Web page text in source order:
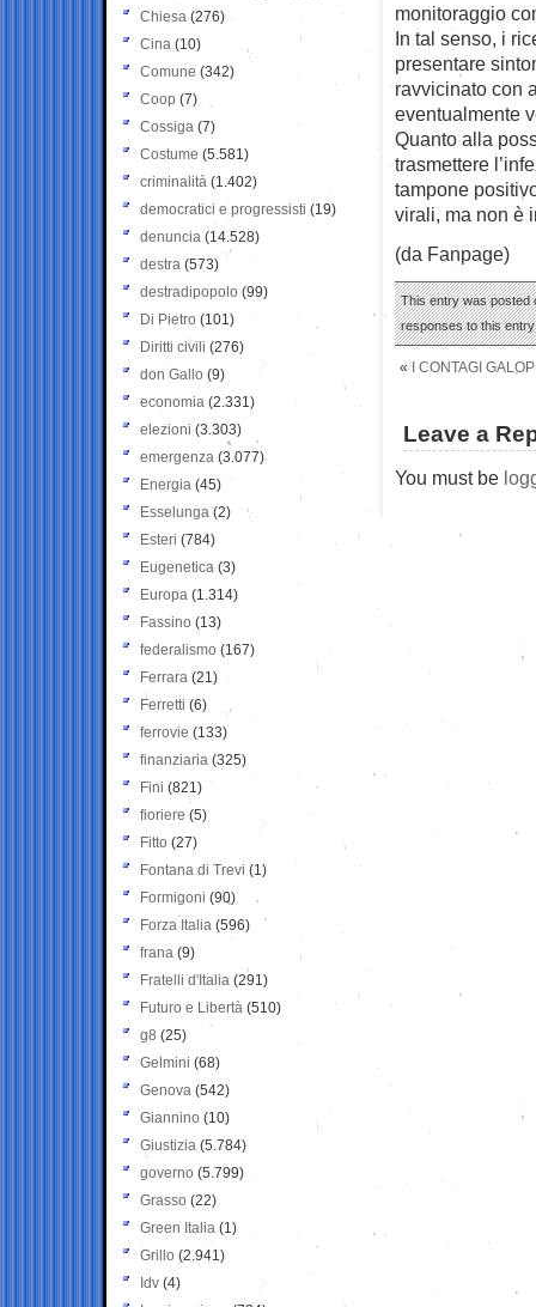
monitoraggio
In tal senso, i
presentare
ravvicinato con
eventualmente
Quanto alla
trasmettere
tampone
virali, ma non è
(da Fanpage)
This entry was posted
responses to this
« I CONTAGI
Leave a
You must be
Chiesa (276)
Cina (10)
Comune (342)
Coop (7)
Cossiga (7)
Costume (5.581)
criminalità (1.402)
democratici e progressisti (19)
denuncia (14.528)
destra (573)
destradipopolo (99)
Di Pietro (101)
Diritti civili (276)
don Gallo (9)
economia (2.331)
elezioni (3.303)
emergenza (3.077)
Energia (45)
Esselunga (2)
Esteri (784)
Eugenetica (3)
Europa (1.314)
Fassino (13)
federalismo (167)
Ferrara (21)
Ferretti (6)
ferrovie (133)
finanziaria (325)
Fini (821)
fioriere (5)
Fitto (27)
Fontana di Trevi (1)
Formigoni (90)
Forza Italia (596)
frana (9)
Fratelli d'Italia (291)
Futuro e Libertà (510)
g8 (25)
Gelmini (68)
Genova (542)
Giannino (10)
Giustizia (5.784)
governo (5.799)
Grasso (22)
Green Italia (1)
Grillo (2.941)
Idv (4)